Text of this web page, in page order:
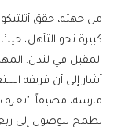
من جهته، حقق
كبيرة نحو التأهل،
المقبل في لندن.
أشار إلى أن فريقه
مارسه، مضيفاً: "نعرف
نطمح للوصول إلى ربع